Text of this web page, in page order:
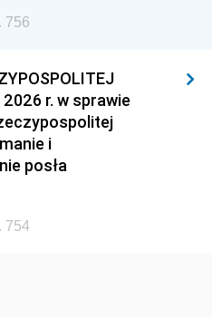
756
r. w sprawie
i
posła
754